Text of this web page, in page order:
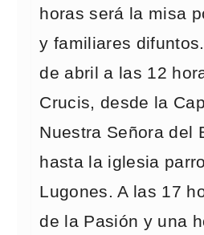
horas será la misa
y familiares
de abril a las 12
Crucis, desde la
Nuestra Señora del
hasta la iglesia
Lugones. A las 17
de la Pasión y una